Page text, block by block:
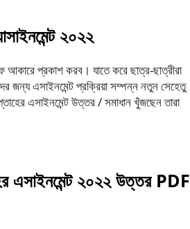
২০২২
প্রকাশ করব। যাতে করে ছাত্র-ছাত্রীরা
জন্য এসাইনমেন্ট প্রক্রিয়া সম্পন্ন নতুন সেহেতু
এসাইনমেন্ট উত্তর / সমাধান খুঁজছেন তারা
এসাইনমেন্ট ২০২২ উত্তরPDF